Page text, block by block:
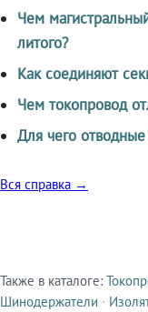
Чем
литого?
Как соединяют
Чем токопровод
Для чего
Вся справка →
Смежные
Также в каталоге:
Шинодержатели ·